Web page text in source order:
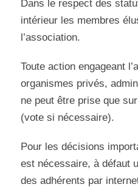
Dans le respect des
intérieur les membres
l’association.
Toute action engageant
organismes privés,
ne peut être prise que
(vote si nécessaire).
Pour les décisions
est nécessaire, à défaut
des adhérents par